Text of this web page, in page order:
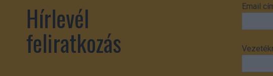
Hírlevél
feliratkozás
Email